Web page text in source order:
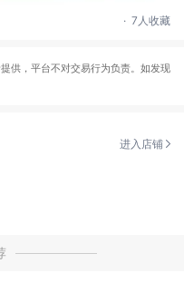
. 7人收藏
供，平台不对交易行为负责。如发现
进入店铺